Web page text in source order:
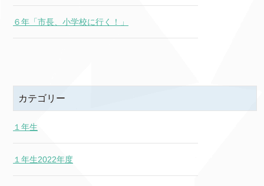
６年「市長、小学校に行く！」
カテゴリー
１年生
１年生2022年度